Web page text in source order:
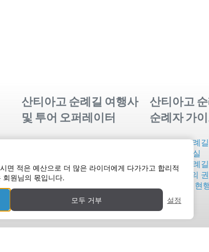
건
산티아고 순례길 여행사
및 투어 오퍼레이터
산티아고 순례길의 Tournride 파트
회사
여행사 및 투어 오퍼레이터
산티아고
순례자 가
산티아고 순례
순례자 사무실
산티아고 순례
순례자로서의
자전거 관련 현
면 적은 예산으로 더 많은 라이더에게 다가가고 합리적
회원님의 몫입니다.
모두 거부 설정